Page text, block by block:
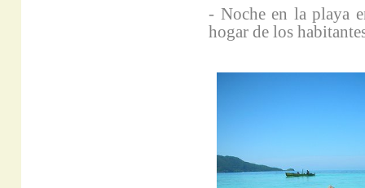
- Noche en la playa
hogar de los